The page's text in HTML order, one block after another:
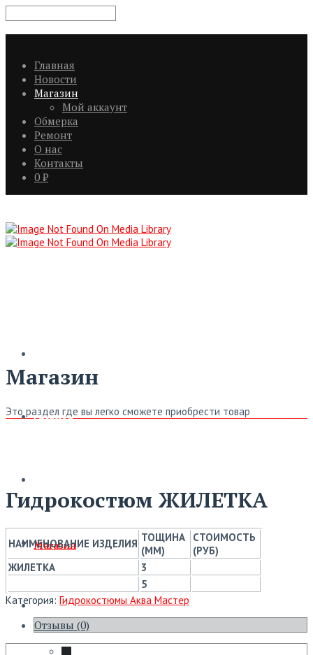
Главная
Новости
Магазин
Мой аккаунт
Обмерка
Ремонт
О нас
Контакты
0 ₽
Главная
Магазин
Обмерка
Магазин
Это раздел где вы легко сможете приобрести товар
Гидрокостюм ЖИЛЕТКА
НАИМЕНОВАНИЕ ИЗДЕЛИЯ ТОЩИНА
(ММ)
СТОИМОСТЬ
(РУБ)
ЖИЛЕТКА
3
5
Категория: Гидрокостюмы Аква Мастер
Отзывы (0)